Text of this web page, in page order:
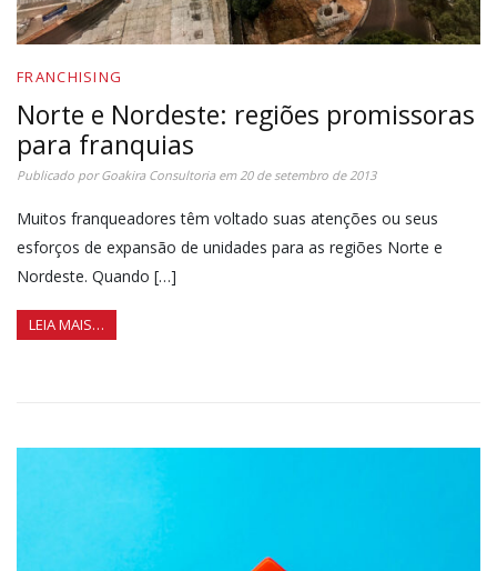
FRANCHISING
Norte e Nordeste: regiões promissoras
para franquias
Publicado porGoakira Consultoriaem20 de setembro de 2013
Muitos franqueadores têm voltado suas atenções ou seus
esforços de expansão de unidades para as regiões Norte e
Nordeste. Quando […]
LEIA MAIS…